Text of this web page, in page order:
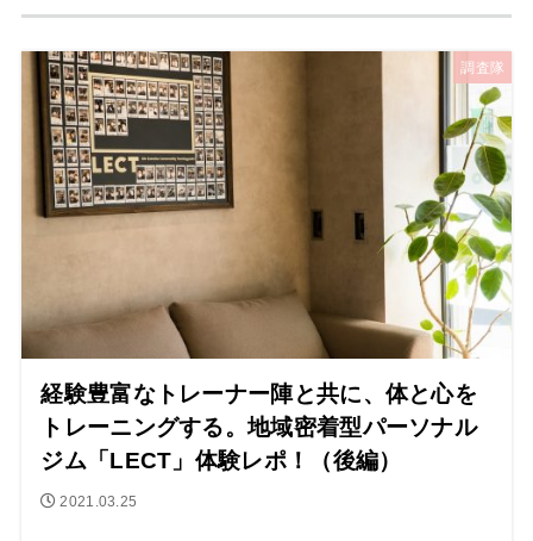
調査隊
経験豊富なトレーナー陣と共に、体と心を
トレーニングする。地域密着型パーソナル
ジム「LECT」体験レポ！（後編）
2021.03.25